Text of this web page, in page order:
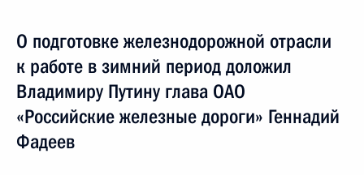
О подготовке железнодорожной отрасли
к работе в зимний период доложил
Владимиру Путину глава ОАО
«Российские железные дороги» Геннадий
Фадеев